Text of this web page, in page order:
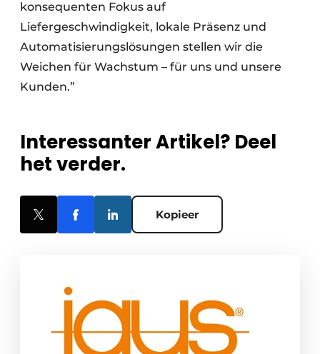
konsequenten Fokus auf
Liefergeschwindigkeit, lokale Präsenz und
Automatisierungslösungen stellen wir die
Weichen für Wachstum – für uns und unsere
Kunden.”
Interessanter Artikel? Deel
het verder.
Kopieer